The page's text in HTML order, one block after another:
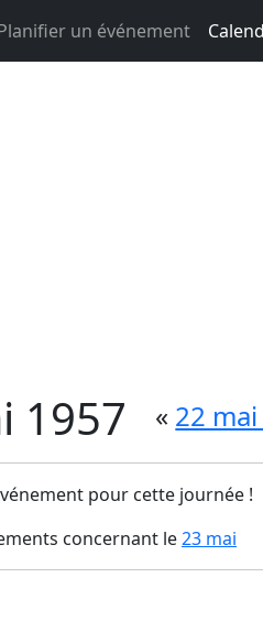
un événement
1957 « 22
pour cette journée !
concernant le23 mai